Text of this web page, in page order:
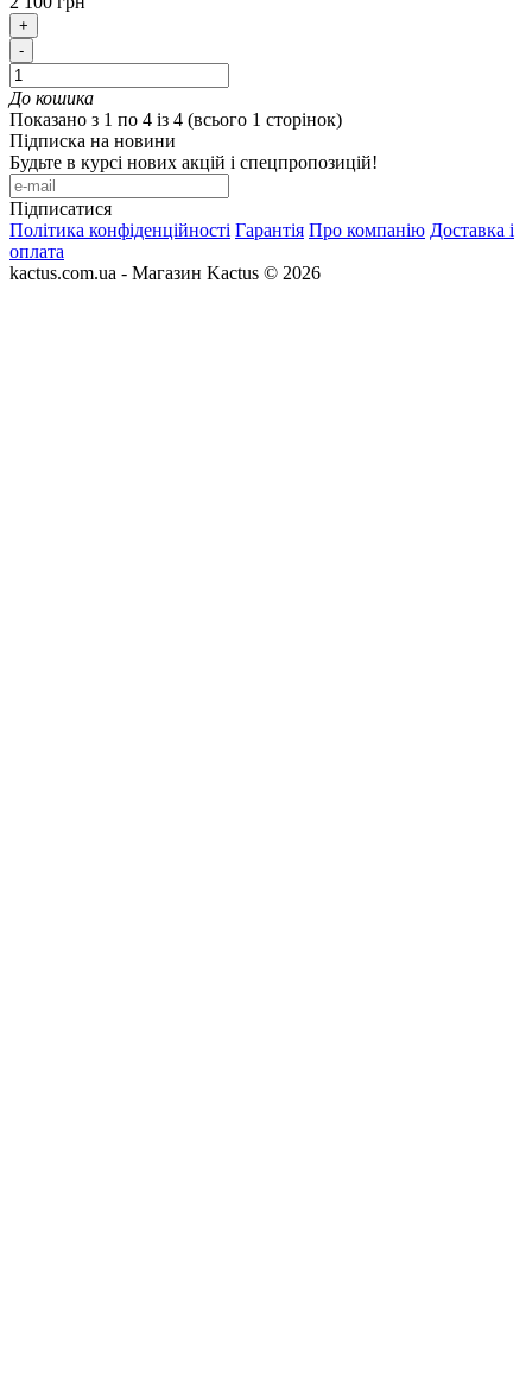
+
-
До кошика
Показано з 1 по 4 із 4 (всього 1 сторінок)
Підписка на новини
Будьте в курсі нових акцій і спецпропозицій!
Підписатися
Політика конфіденційності Гарантія Про компанію Доставка і
оплата
kactus.com.ua - Магазин Kactus © 2026